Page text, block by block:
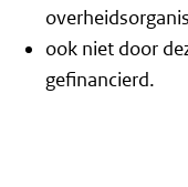
ook niet door
gefinancierd.